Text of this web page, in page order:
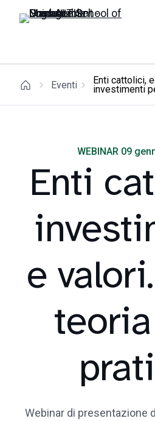
Eventi Enti cattolici,
investimenti
WEBINAR 09
Enti
e
Webinar di presentazione